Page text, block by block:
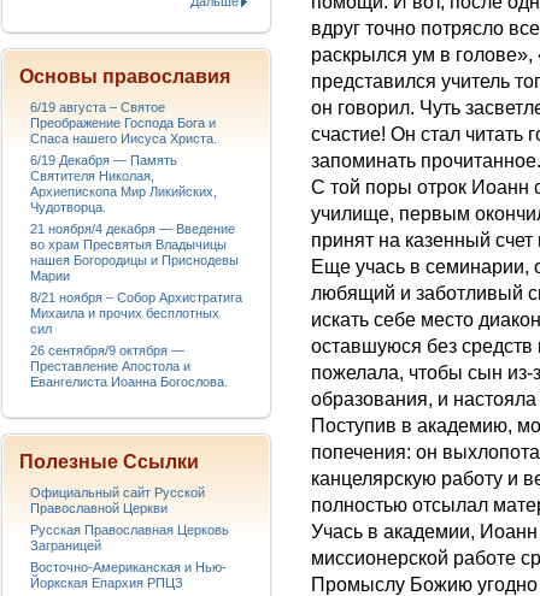
вдруг точно потрясло
раскрылся ум в голове»,
представился учитель
он говорил. Чуть
счастие! Он стал читать
запоминать прочитанное.
С той поры отрок Иоанн
училище, первым
принят на казенный
Еще учась в семинарии,
любящий и заботливый
искать себе место
оставшуюся без
пожелала, чтобы сын
образования, и
Поступив в академию,
попечения: он
канцелярскую работу и
полностью отсылал
Учась в академии,
миссионерской работе
Промыслу Божию угодно
Основы православия
6/19 августа – Святое
Преображение Господа Бога и
Спаса нашего Иисуса Христа.
6/19 Декабря — Память
Святителя Николая,
Архиепископа Мир Ликийских,
Чудотворца.
21 ноября/4 декабря — Введение
во храм Пресвятыя Владычицы
нашея Богородицы и Приснодевы
Марии
8/21 ноября – Собор Архистратига
Михаила и прочих бесплотных
сил
26 сентября/9 октября —
Преставление Апостола и
Евангелиста Иоанна Богослова.
Полезные Ссылки
Официальный сайт Русской
Православной Церкви
Русская Православная Церковь
Заграницей
Восточно-Американская и Нью-
Йоркская Епархия РПЦЗ